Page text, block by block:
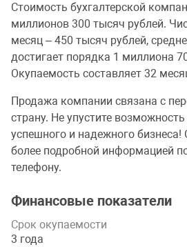
Стоимость бухгалтерской
миллионов 300 тысяч рублей.
месяц – 450 тысяч рублей,
достигает порядка 1 миллиона
Окупаемость составляет 32
Продажа компании связана с
страну. Не упустите
успешного и надежного бизнеса!
более подробной информацией
телефону.
Финансовые показатели
Срок окупаемости
3 года